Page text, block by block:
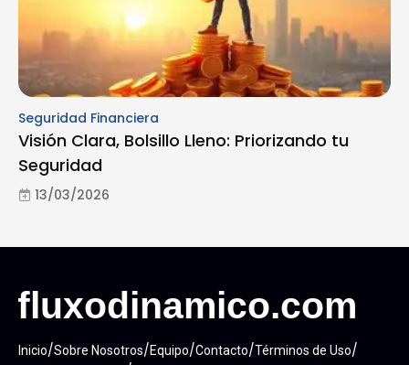
Seguridad Financiera
Visión Clara, Bolsillo Lleno: Priorizando tu
Seguridad
13/03/2026
Inicio/Sobre Nosotros/Equipo/Contacto/Términos de Uso/